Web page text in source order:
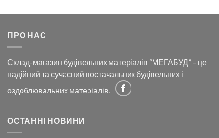
ПРО НАС
Склад-магазин будівельних матеріалів “МЕГАБУД” – це
надійний та сучасний постачальник будівельних і
оздоблювальних матеріалів.
ОСТАННІ НОВИНИ